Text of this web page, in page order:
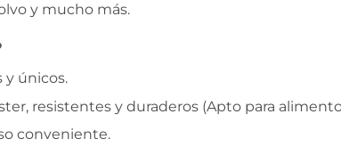
y mucho más.
únicos.
resistentes y duraderos (Apto para
conveniente.